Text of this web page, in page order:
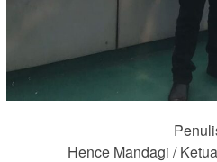
Hence Mandagi /